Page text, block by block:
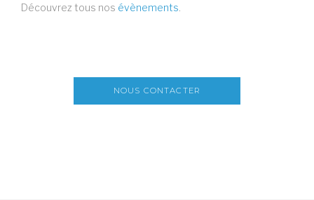
Découvrez tous nos évènements
NOUS CONTACTER